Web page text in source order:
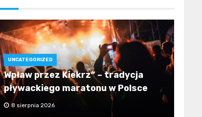
UNCATEGORIZED
Wpław przez Kiekrz” – tradycja
pływackiego maratonu w Polsce
8 sierpnia 2026